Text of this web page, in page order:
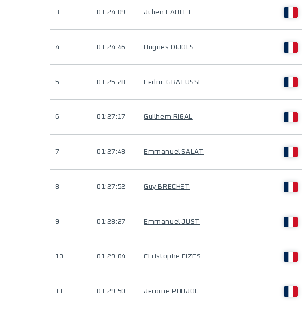
3 01:24:09 Julien CAULET
4 01:24:46 Hugues DIJOLS
5 01:25:28 Cedric GRATUSSE
6 01:27:17 Guilhem RIGAL
7 01:27:48 Emmanuel SALAT
8 01:27:52 Guy BRECHET
9 01:28:27 Emmanuel JUST
10 01:29:04 Christophe FIZES
11 01:29:50 Jerome POUJOL